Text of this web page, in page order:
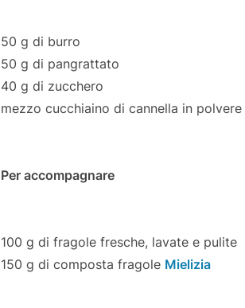
50 g di burro
50 g di pangrattato
40 g di zucchero
mezzo cucchiaino di cannella in polvere
Per accompagnare
100 g di fragole fresche, lavate e pulite
150 g di composta fragole Mielizia